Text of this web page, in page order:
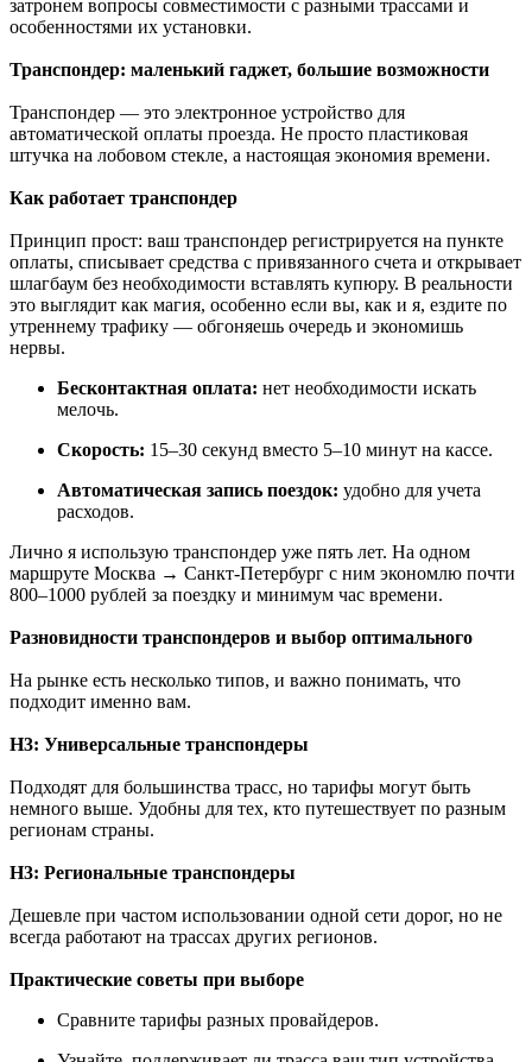
затронем вопросы совместимости с разными трассами и
особенностями их установки.
Транспондер: маленький гаджет, большие возможности
Транспондер — это электронное устройство для
автоматической оплаты проезда. Не просто пластиковая
штучка на лобовом стекле, а настоящая экономия времени.
Как работает транспондер
Принцип прост: ваш транспондер регистрируется на пункте
оплаты, списывает средства с привязанного счета и открывает
шлагбаум без необходимости вставлять купюру. В реальности
это выглядит как магия, особенно если вы, как и я, ездите по
утреннему трафику — обгоняешь очередь и экономишь
нервы.
Бесконтактная оплата: нет необходимости искать
мелочь.
Скорость: 15–30 секунд вместо 5–10 минут на кассе.
Автоматическая запись поездок: удобно для учета
расходов.
Лично я использую транспондер уже пять лет. На одном
маршруте Москва → Санкт-Петербург с ним экономлю почти
800–1000 рублей за поездку и минимум час времени.
Разновидности транспондеров и выбор оптимального
На рынке есть несколько типов, и важно понимать, что
подходит именно вам.
H3: Универсальные транспондеры
Подходят для большинства трасс, но тарифы могут быть
немного выше. Удобны для тех, кто путешествует по разным
регионам страны.
H3: Региональные транспондеры
Дешевле при частом использовании одной сети дорог, но не
всегда работают на трассах других регионов.
Практические советы при выборе
Сравните тарифы разных провайдеров.